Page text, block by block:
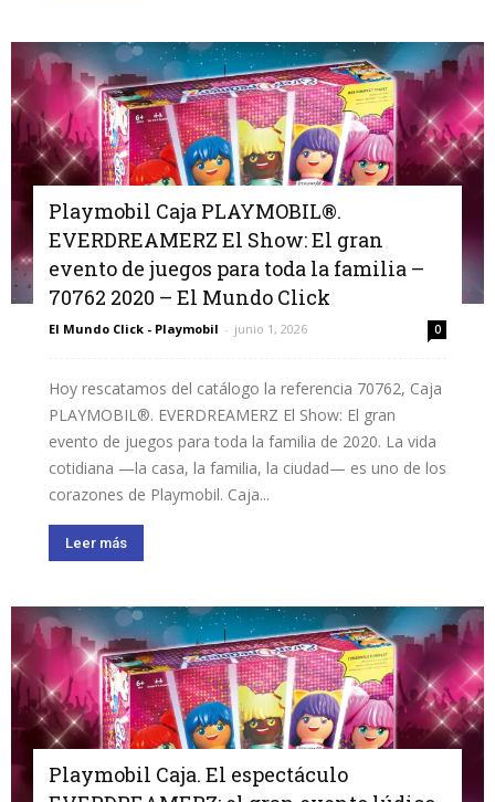
Playmobil Caja PLAYMOBIL®.
EVERDREAMERZ El Show: El gran
evento de juegos para toda la familia –
70762 2020 – El Mundo Click
El Mundo Click - Playmobil - junio 1, 2026 0
Hoy rescatamos del catálogo la referencia 70762, Caja
PLAYMOBIL®. EVERDREAMERZ El Show: El gran
evento de juegos para toda la familia de 2020. La vida
cotidiana —la casa, la familia, la ciudad— es uno de los
corazones de Playmobil. Caja...
Leer más
Playmobil Caja. El espectáculo